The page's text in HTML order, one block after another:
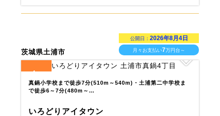
茨城県土浦市
公開日： 2026年8月4日
月々お支払い7万円台～
4
真鍋小学校まで徒歩7分(510m～540m)・土浦第二中学校ま
で徒歩6～7分(480m～…
いろどりアイタウン